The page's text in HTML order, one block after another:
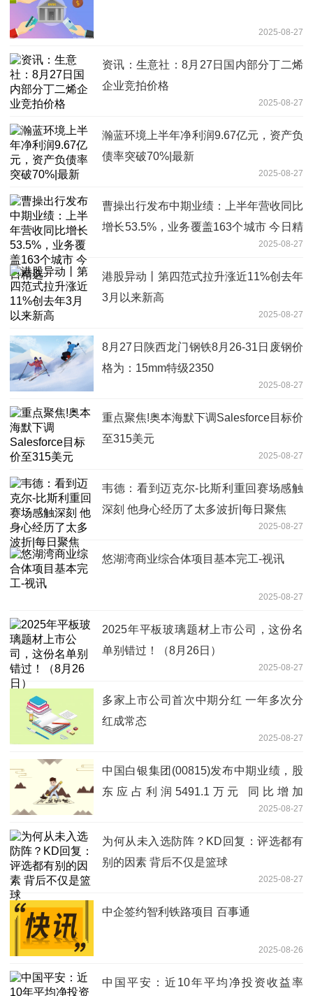
2025-08-27
资讯：生意社：8月27日国内部分丁二烯
企业竞拍价格
2025-08-27
瀚蓝环境上半年净利润9.67亿元，资产负
债率突破70%|最新
2025-08-27
曹操出行发布中期业绩：上半年营收同比
增长53.5%，业务覆盖163个城市 今日精
2025-08-27
港股异动丨第四范式拉升涨近11%创去年
3月以来新高
2025-08-27
8月27日陕西龙门钢铁8月26-31日废钢价
格为：15mm特级2350
2025-08-27
重点聚焦!奥本海默下调Salesforce目标价
至315美元
2025-08-27
韦德：看到迈克尔-比斯利重回赛场感触
深刻 他身心经历了太多波折|每日聚焦
2025-08-27
悠湖湾商业综合体项目基本完工-视讯
2025-08-27
2025年平板玻璃题材上市公司，这份名
单别错过！（8月26日）
2025-08-27
多家上市公司首次中期分红 一年多次分
红成常态
2025-08-27
中国白银集团(00815)发布中期业绩，股
东应占利润5491.1万元 同比增加
2025-08-27
为何从未入选防阵？KD回复：评选都有
别的因素 背后不仅是篮球
2025-08-27
中企签约智利铁路项目 百事通
2025-08-26
中国平安：近10年平均净投资收益率